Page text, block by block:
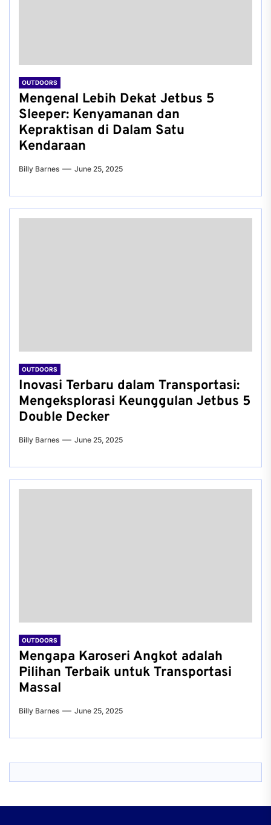
OUTDOORS
Mengenal Lebih Dekat Jetbus 5
Sleeper: Kenyamanan dan
Kepraktisan di Dalam Satu
Kendaraan
Billy Barnes June 25, 2025
OUTDOORS
Inovasi Terbaru dalam Transportasi:
Mengeksplorasi Keunggulan Jetbus 5
Double Decker
Billy Barnes June 25, 2025
OUTDOORS
Mengapa Karoseri Angkot adalah
Pilihan Terbaik untuk Transportasi
Massal
Billy Barnes June 25, 2025